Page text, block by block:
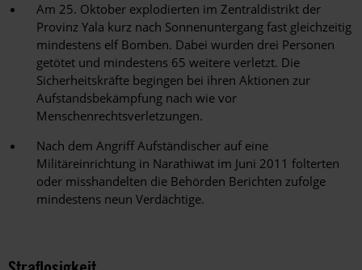
Am 25. Oktober explodierten im Zentraldistrikt der
Provinz Yala kurz nach Sonnenuntergang fast gleichzeitig
mindestens elf Bomben. Dabei wurden drei Personen
getötet und mindestens 65 weitere verletzt. Die
Sicherheitskräfte begingen bei ihren Aktionen zur
Aufstandsbekämpfung nach wie vor
Menschenrechtsverletzungen.
Nach dem Angriff Aufständischer auf eine
Militäreinrichtung in Narathiwat im Juni 2011 folterten
oder misshandelten die Behörden Berichten zufolge
mindestens neun Verdächtige.